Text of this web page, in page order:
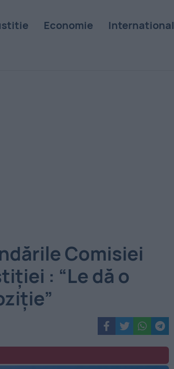
Economie International
Comisiei
: “Le dă o